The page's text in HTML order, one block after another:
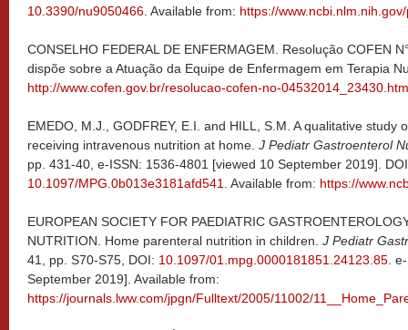
10.3390/nu9050466 . Available from: https://
CONSELHO FEDERAL DE ENFERMAGEM. Resolução COFEN
dispõe sobre a Atuação da Equipe de Enfermagem em Terapia
http://www.cofen.gov.br/resolucao-cofen-no-
EMEDO, M.J., GODFREY, E.I. and HILL, S.M. A qualitative study
receiving intravenous nutrition at home. J Pediatr Gastroenterol
pp. 431-40, e-ISSN: 1536-4801 [viewed 10 September 2019].
10.1097/MPG.0b013e3181afd541
. Available from: https://
EUROPEAN SOCIETY FOR PAEDIATRIC
NUTRITION. Home parenteral nutrition in children. J Pediatr
41, pp. S70-S75, DOI: 10.1097/01.mpg.0000181851.24123.85 .
September 2019]. Available from:
https://journals.lww.com/jpgn/Fulltext/2005/11002/